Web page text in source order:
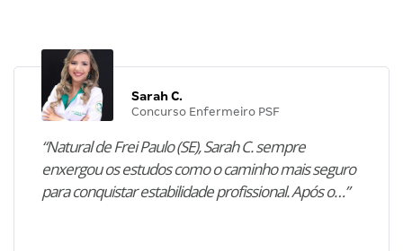
Sarah C.
Concurso Enfermeiro PSF
“Natural de Frei Paulo (SE), Sarah C. sempre
enxergou os estudos como o caminho mais seguro
para conquistar estabilidade profissional. Após o…”